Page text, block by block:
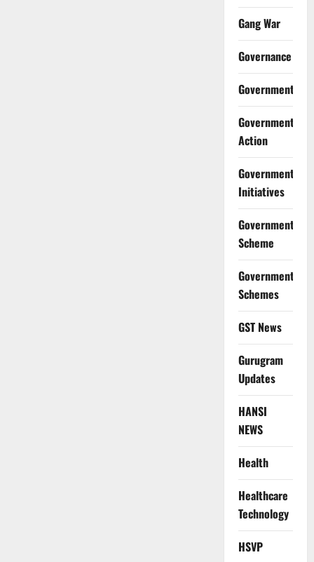
Gang War
Governance
Government
Government
Action
Government
Initiatives
Government
Scheme
Government
Schemes
GST News
Gurugram
Updates
HANSI
NEWS
Health
Healthcare
Technology
HSVP